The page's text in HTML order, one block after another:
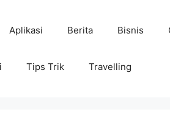
Aplikasi Berita Bisnis
Tips Trik Travelling